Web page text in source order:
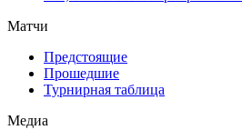
Матчи
Предстоящие
Прошедшие
Турнирная таблица
Медиа